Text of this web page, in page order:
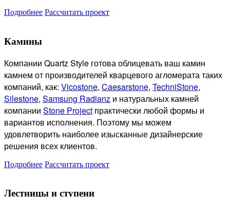
Подробнее Рассчитать проект
Камины
Компании Quartz Style готоваоблицевать ваш камин
камнем от производителей кварцевого агломерата таких
компаний, как: Vicostone, Caesarstone, TechniStone,
Silestone, Samsung Radianz и натуральных камней
компании Stone Project практически любой формы и
вариантов исполнения. Поэтому мы можем
удовлетворить наиболее изысканные дизайнерские
решения всех клиентов.
Подробнее Рассчитать проект
Лестницы и ступени